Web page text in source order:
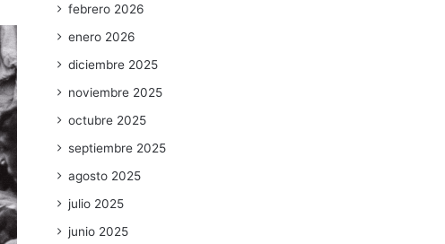
febrero 2026
enero 2026
diciembre 2025
noviembre 2025
octubre 2025
septiembre 2025
agosto 2025
julio 2025
junio 2025